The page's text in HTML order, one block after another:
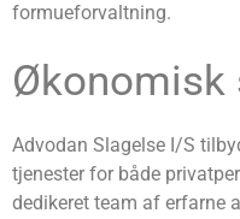
formueforvaltning.
Økonomisk
Advodan Slagelse I/S
tjenester for både
dedikeret team af erfarne